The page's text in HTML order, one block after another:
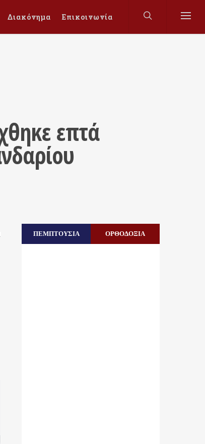
Διακόνημα Επικοινωνία
επτά
ΠΕΜΠΤΟΥΣΙΑ ΟΡΘΟΔΟΞΙΑ